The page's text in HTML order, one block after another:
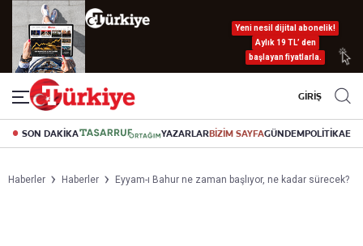
Yeni nesil dijital abonelik!
Aylık 19 TL’ den
başlayan fiyatlarla.
GİRİŞ
SON DAKİKA YAZARLARBİZİM SAYFAGÜNDEMPOLİTİKA
Haberler Haberler Eyyam-ı Bahur ne zaman başlıyor, ne kadar sürecek?